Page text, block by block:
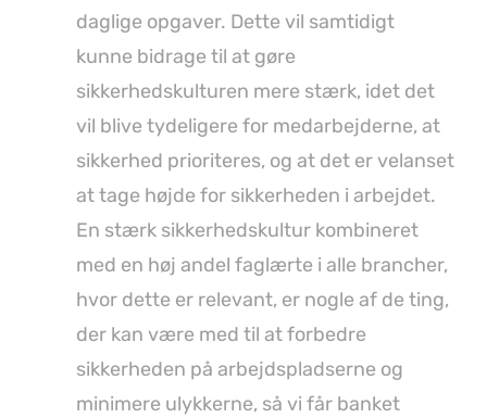
daglige opgaver. Dette vil samtidigt
kunne bidrage til at gøre
sikkerhedskulturen mere stærk, idet det
vil blive tydeligere for medarbejderne, at
sikkerhed prioriteres, og at det er velanset
at tage højde for sikkerheden i arbejdet.
En stærk sikkerhedskultur kombineret
med en høj andel faglærte i alle brancher,
hvor dette er relevant, er nogle af de ting,
der kan være med til at forbedre
sikkerheden på arbejdspladserne og
minimere ulykkerne, så vi får banket